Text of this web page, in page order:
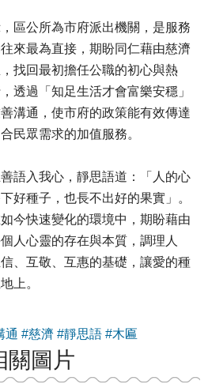
區公所為市府派出機關，是服務
來最為直接，期盼同仁藉由慈濟
找回最初擔任公職的初心與熱
透過「知足生活才會富樂安穩」
溝通，使市府的政策能有效傳達
民眾需求的加值服務。
語入我心，靜思語道：「人的心
好種子，也長不出好的果實」。
今快速變化的環境中，期盼藉由
人心靈的存在與本質，調理人
、互敬、互惠的基礎，讓愛的種
上。
通 #慈濟 #靜思語 #木匾
關圖片